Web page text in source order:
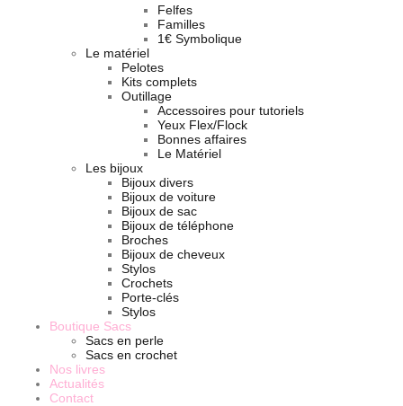
Felfes
Familles
1€ Symbolique
Le matériel
Pelotes
Kits complets
Outillage
Accessoires pour tutoriels
Yeux Flex/Flock
Bonnes affaires
Le Matériel
Les bijoux
Bijoux divers
Bijoux de voiture
Bijoux de sac
Bijoux de téléphone
Broches
Bijoux de cheveux
Stylos
Crochets
Porte-clés
Stylos
Boutique Sacs
Sacs en perle
Sacs en crochet
Nos livres
Actualités
Contact